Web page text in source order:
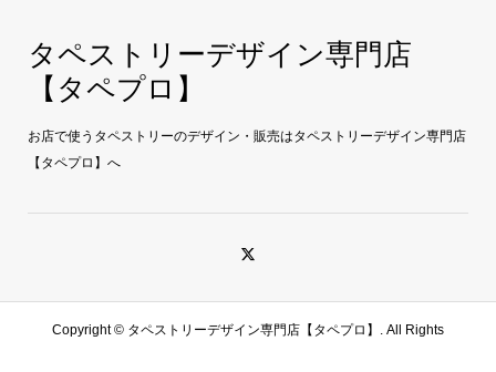
タペストリーデザイン専門店
【タペプロ】
お店で使うタペストリーのデザイン・販売はタペストリーデザイン専門店
【タペプロ】へ
Copyright © タペストリーデザイン専門店【タペプロ】. All Rights